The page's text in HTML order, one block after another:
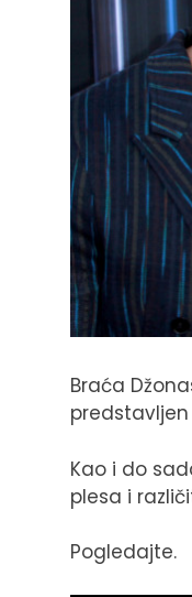
Braća
Kao i do
plesa i
Pogledajte.